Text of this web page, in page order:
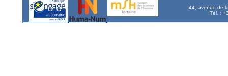
44, avenue de
Tél. :